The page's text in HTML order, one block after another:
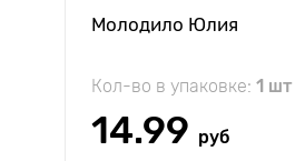
Молодило Юлия
Кол-во в упаковке: 1 шт
14.99 руб